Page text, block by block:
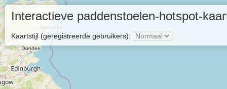
Interactieve paddenstoelen-hotspot-
Kaartstijl (geregistreerde gebruikers):